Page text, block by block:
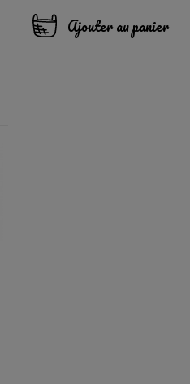
Ajouter au panier